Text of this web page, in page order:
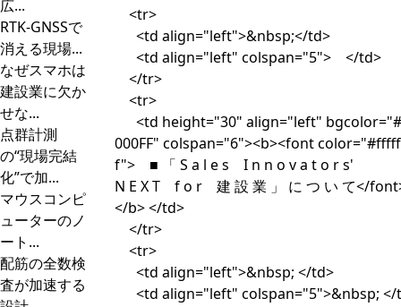
広...
RTK-GNSSで
消える現場...
なぜスマホは
建設業に欠か
せな...
点群計測
の“現場完結
化”で加...
マウスコンピ
ューターのノ
ート...
配筋の全数検
査が加速する
<tr>
<td align="left">&nbsp;</td>
<td align="left" colspan="5"> </td>
</tr>
<tr>
<td height="30" align="left"
000FF" colspan="6"><b><font color="#fffff
f"> ■ 「 S a l e s I n n o v a t o r s'
N E X T f o r 建 設 業 」 に つ い て</
</b> </td>
</tr>
<tr>
<td align="left">&nbsp; </td>
<td align="left" colspan="5">&nbsp; </